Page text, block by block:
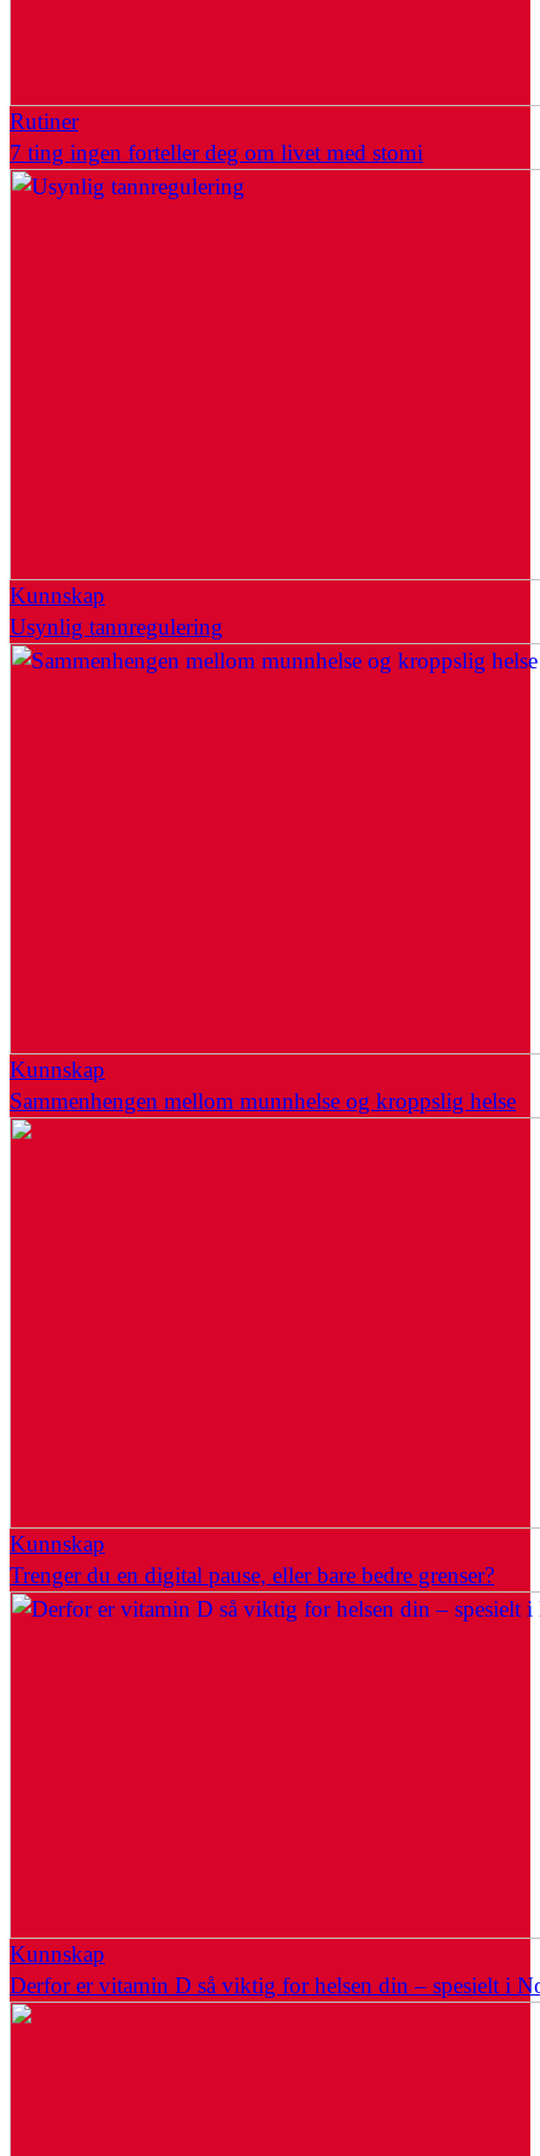
Rutiner
7 ting ingen forteller deg om livet med stomi
Kunnskap
Usynlig tannregulering
Kunnskap
Sammenhengen mellom munnhelse og kroppslig helse
Kunnskap
Trenger du en digital pause, eller bare bedre grenser?
Kunnskap
Derfor er vitamin D så viktig for helsen din – spesielt i